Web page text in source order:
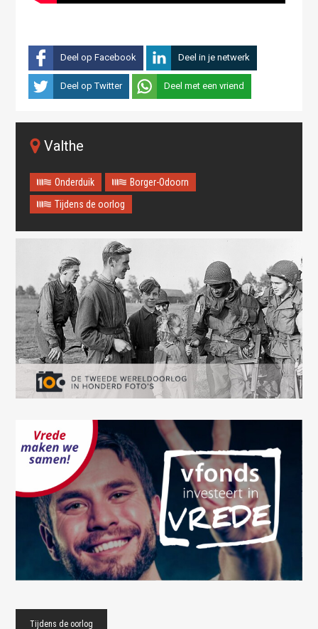
Deel op Facebook Deel in je netwerk
Deel op Twitter Deel met een vriend
Valthe
Onderduik
Borger-Odoorn
Tijdens de oorlog
Tijdens de oorlog